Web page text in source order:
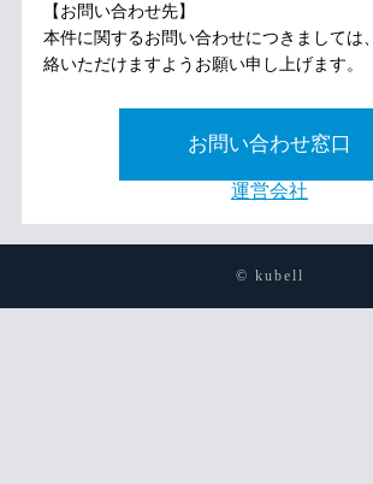
【お問い合わせ先】
本件に関するお問い合わせにつきましては
絡いただけますようお願い申し上げます。
お問い合わせ窓口
運営会社
© kubell